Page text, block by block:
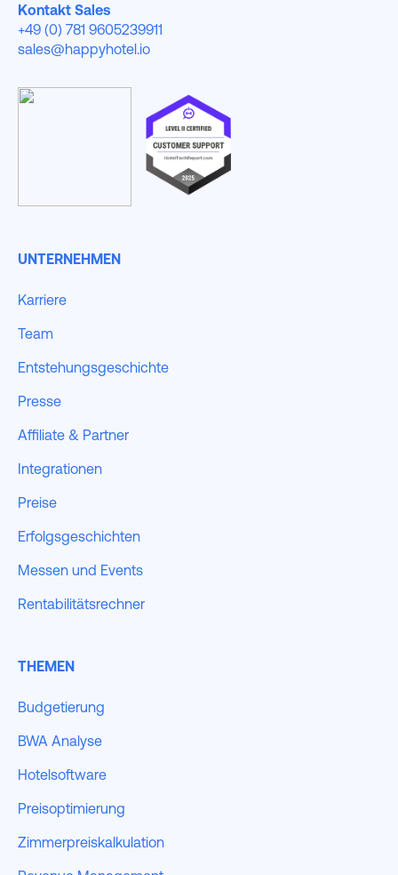
Kontakt Sales
+49 (0) 781 9605239911
sales@happyhotel.io
UNTERNEHMEN
Karriere
Team
Entstehungsgeschichte
Presse
Affiliate & Partner
Integrationen
Preise
Erfolgsgeschichten
Messen und Events
Rentabilitätsrechner
THEMEN
Budgetierung
BWA Analyse
Hotelsoftware
Preisoptimierung
Zimmerpreiskalkulation